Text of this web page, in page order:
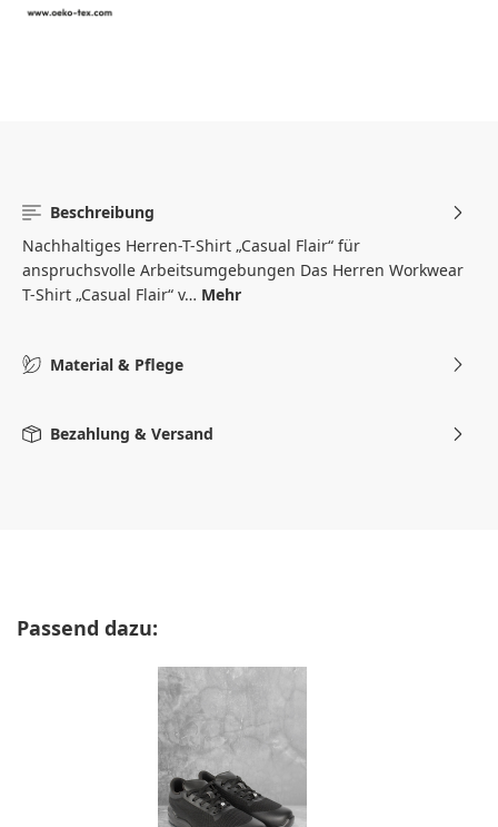
Beschreibung
Nachhaltiges Herren-T-Shirt „Casual Flair“ für
anspruchsvolle Arbeitsumgebungen Das Herren Workwear
T-Shirt „Casual Flair“ v… Mehr
Material & Pflege
Bezahlung & Versand
Produktgalerie überspringen
Passend dazu: